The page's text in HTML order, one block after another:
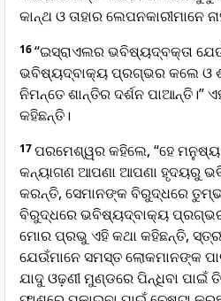
କାନ୍ଥ ଓ ତାହାର ଲେପନକାରୀମାନେ
16“ଇସ୍ରାଏଲର ଭବିଷ୍ୟ‌ଦ୍‌ବକ୍ତା
ଭବିଷ୍ୟ‌ଦ୍‌ବାକ୍ୟ ପ୍ରଗ୍ଭର କଲେ ଓ
ନିମନ୍ତେ ଶାନ୍ତିର ଦର୍ଶନ ପାଆନ୍ତି।”
କହିଛନ୍ତି।
17ପରମେଶ୍ୱର କହିଲେ, “ହେ
କନ୍ୟାଗଣ ଆପଣା ଆପଣା ହୃଦୟରୁ
କରନ୍ତି, ସେମାନଙ୍କ ବିରୁଦ୍ଧରେ
ବିରୁଦ୍ଧରେ ଭବିଷ୍ୟ‌ଦ୍‌ବାକ୍ୟ
ମୋର ପ୍ରଭୁ ଏହି କଥା କହିଛନ୍ତି,
ଯେଉଁମାନେ ସମସ୍ତ ଲୋକମାନଙ୍କ
ଯାଦୁ ଓଢ଼ଣୀ ମୁଣ୍ଡରେ ପିନ୍ଧିବା